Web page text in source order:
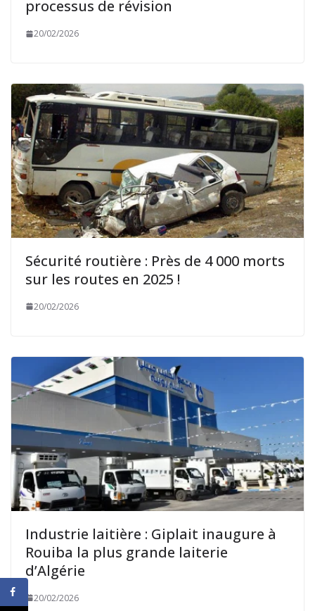
processus de révision
20/02/2026
Sécurité routière : Près de 4 000 morts
sur les routes en 2025 !
20/02/2026
Industrie laitière : Giplait inaugure à
Rouiba la plus grande laiterie
d’Algérie
20/02/2026